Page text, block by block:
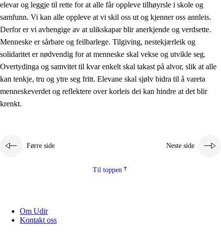
elevar og leggje til rette for at alle får oppleve tilhøyrsle i skole og
samfunn. Vi kan alle oppleve at vi skil oss ut og kjenner oss annleis.
Derfor er vi avhengige av at ulikskapar blir anerkjende og verdsette.
Menneske er sårbare og feilbarlege. Tilgiving, nestekjærleik og
solidaritet er nødvendig for at menneske skal vekse og utvikle seg.
Overtydinga og samvitet til kvar enkelt skal takast på alvor, slik at alle
kan tenkje, tru og ytre seg fritt. Elevane skal sjølv bidra til å vareta
menneskeverdet og reflektere over korleis dei kan hindre at det blir
krenkt.
Førre side Neste side
Til toppen
Om Udir
Kontakt oss